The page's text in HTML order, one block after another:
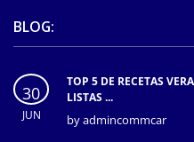
BLOG:
30
JUN
TOP 5 DE RECETAS
LISTAS ...
byadmincommcar